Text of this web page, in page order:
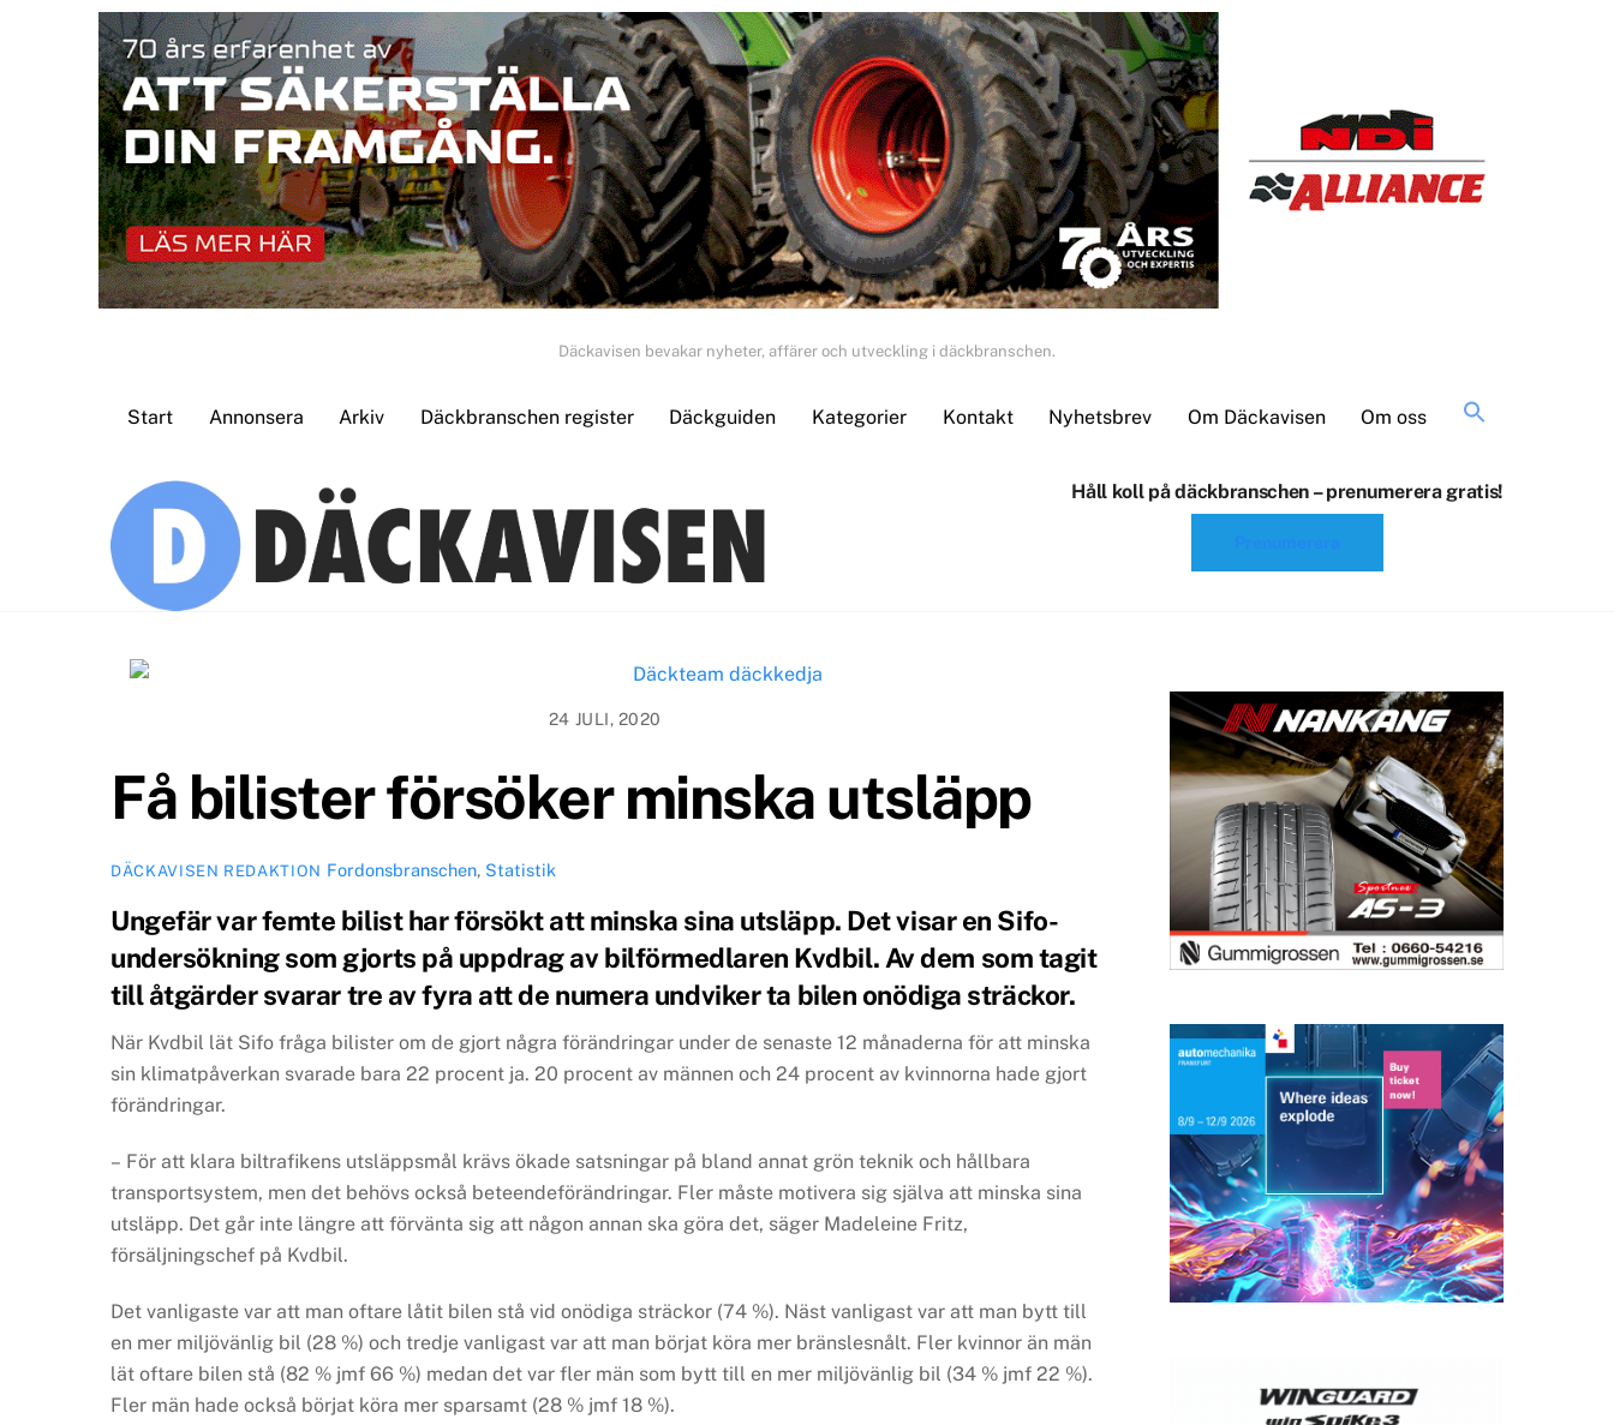
Däckavisen bevakar nyheter, affärer och utveckling i däckbranschen.
Start Annonsera Arkiv Däckbranschen register Däckguiden Kategorier Kontakt Nyhetsbrev Om Däckavisen Om oss
Håll koll på däckbranschen – prenumerera gratis!
24 JULI, 2020
Få bilister försöker minska utsläpp
DÄCKAVISEN REDAKTION Fordonsbranschen, Statistik
Ungefär var femte bilist har försökt att minska sina utsläpp. Det visar en Sifo-
undersökning som gjorts på uppdrag av bilförmedlaren Kvdbil. Av dem som tagit
till åtgärder svarar tre av fyra att de numera undviker ta bilen onödiga sträckor.
När Kvdbil lät Sifo fråga bilister om de gjort några förändringar under de senaste 12 månaderna för att minska
sin klimatpåverkan svarade bara 22 procent ja. 20 procent av männen och 24 procent av kvinnorna hade gjort
förändringar.
– För att klara biltrafikens utsläppsmål krävs ökade satsningar på bland annat grön teknik och hållbara
transportsystem, men det behövs också beteendeförändringar. Fler måste motivera sig själva att minska sina
utsläpp. Det går inte längre att förvänta sig att någon annan ska göra det, säger Madeleine Fritz,
försäljningschef på Kvdbil.
Det vanligaste var att man oftare låtit bilen stå vid onödiga sträckor (74 %). Näst vanligast var att man bytt till
en mer miljövänlig bil (28 %) och tredje vanligast var att man börjat köra mer bränslesnålt. Fler kvinnor än män
lät oftare bilen stå (82 % jmf 66 %) medan det var fler män som bytt till en mer miljövänlig bil (34 % jmf 22 %).
Fler män hade också börjat köra mer sparsamt (28 % jmf 18 %).